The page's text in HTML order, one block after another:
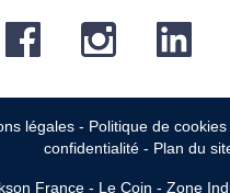
Facebook Instagram
légales- Politique de cookies
confidentialité - Plan du
France - Le Coin - Zone